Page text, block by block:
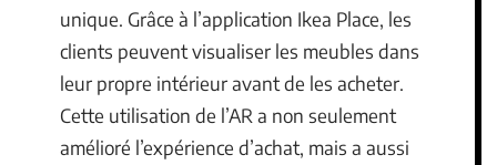
unique. Grâce à l’application Ikea Place, les
clients peuvent visualiser les meubles dans
leur propre intérieur avant de les acheter.
Cette utilisation de l’AR a non seulement
amélioré l’expérience d’achat, mais a aussi